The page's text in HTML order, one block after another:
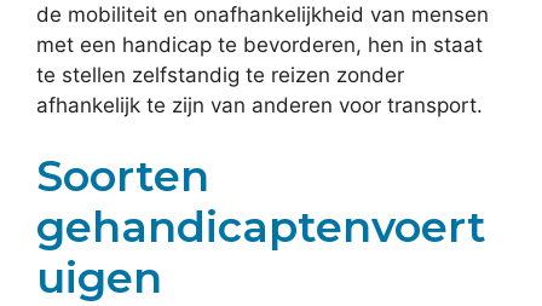
de mobiliteit en onafhankelijkheid van mensen
met een handicap te bevorderen, hen in staat
te stellen zelfstandig te reizen zonder
afhankelijk te zijn van anderen voor transport.
Soorten
gehandicaptenvoert
uigen